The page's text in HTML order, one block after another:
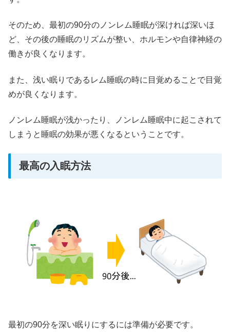
そのため、最初の90分のノンレム睡眠が深ければ深いほ
ど、その後の睡眠のリズムが整い、ホルモンや自律神経の
働きが良くなります。
また、浅い眠りであるレム睡眠の時に目覚めることで目覚
めが良くなります。
ノンレム睡眠が浅かったり、ノンレム睡眠中に起こされて
しまうと睡眠の効果が悪くなるということです。
最高の入眠方法
最初の90分を深い眠りにするには準備が必要です。